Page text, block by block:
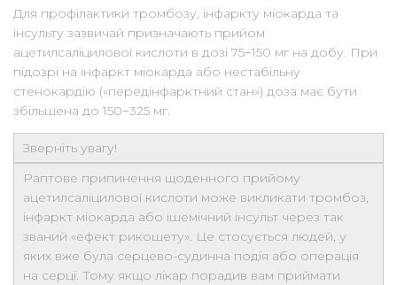
Для профілактики тромбозу, інфаркту міокарда та
інсульту зазвичай призначають прийом
ацетилсаліцилової кислоти в дозі 75−150 мг на добу. При
підозрі на інфаркт міокарда або нестабільну
стенокардію («передінфарктний стан») доза має бути
збільшена до 150−325 мг.
Зверніть увагу!
Раптове припинення щоденного прийому
ацетилсаліцилової кислоти може викликати тромбоз,
інфаркт міокарда або ішемічний інсульт через так
званий «ефект рикошету». Це стосується людей, у
яких вже була серцево-судинна подія або операція
на серці. Тому якщо лікар порадив вам приймати